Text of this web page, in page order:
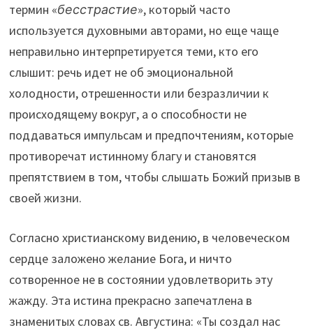
термин «бесстрастие», который часто
используется духовными авторами, но еще чаще
неправильно интерпретируется теми, кто его
слышит: речь идет не об эмоциональной
холодности, отрешенности или безразличии к
происходящему вокруг, а о способности не
поддаваться импульсам и предпочтениям, которые
противоречат истинному благу и становятся
препятствием в том, чтобы слышать Божий призыв в
своей жизни.
Согласно христианскому видению, в человеческом
сердце заложено желание Бога, и ничто
сотворенное не в состоянии удовлетворить эту
жажду. Эта истина прекрасно запечатлена в
знаменитых словах св. Августина: «Ты создал нас